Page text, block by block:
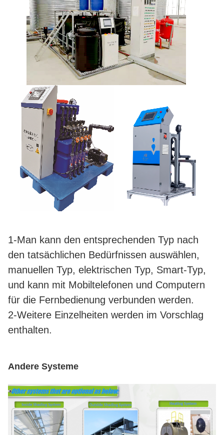
1-Man kann den entsprechenden Typ nach
den tatsächlichen Bedürfnissen auswählen,
manuellen Typ, elektrischen Typ, Smart-Typ,
und kann mit Mobiltelefonen und Computern
für die Fernbedienung verbunden werden.
2-Weitere Einzelheiten werden im Vorschlag
enthalten.
Andere Systeme